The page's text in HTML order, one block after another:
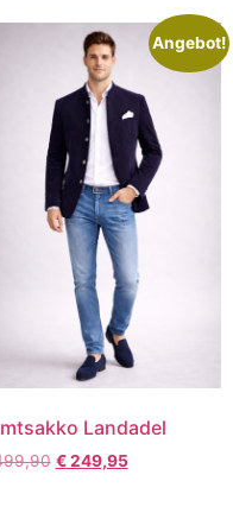
Angebot!
Landadel
€249,95